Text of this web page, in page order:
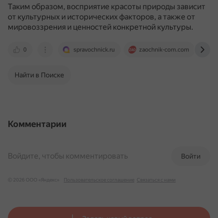
Таким образом, восприятие красоты природы зависит
от культурных и исторических факторов, а также от
мировоззрения и ценностей конкретной культуры.
0 spravochnick.ru zaochnik-com.com
Найти в Поиске
Комментарии
Войти
Войдите, чтобы комментировать
© 2026 ООО «Яндекс» Пользовательское соглашение Связаться с нами